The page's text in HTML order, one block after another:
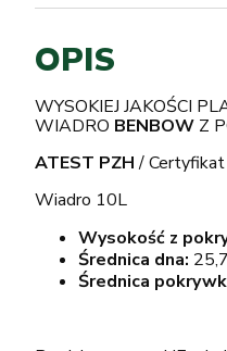
OPIS
WYSOKIEJ JAKOŚCI
WIADRO BENBOW Z
ATEST PZH/
Wiadro 10L
Wysokość z
Średnica dna:
Średnica